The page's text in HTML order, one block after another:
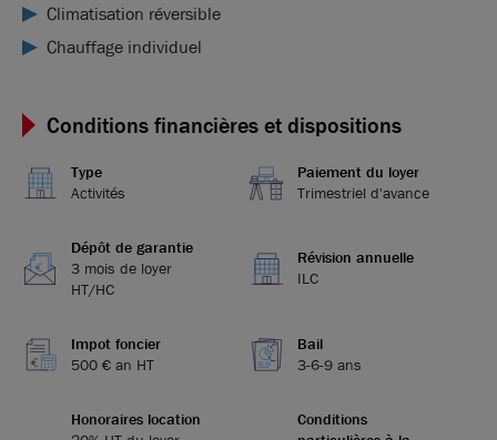
Climatisation réversible
Chauffage individuel
Conditions financières et dispositions
Type
Activités
Paiement du loyer
Trimestriel d'avance
Dépôt de garantie
3 mois de loyer
HT/HC
Révision annuelle
ILC
Impot foncier
500 € an HT
Bail
3-6-9 ans
Honoraires location
Conditions